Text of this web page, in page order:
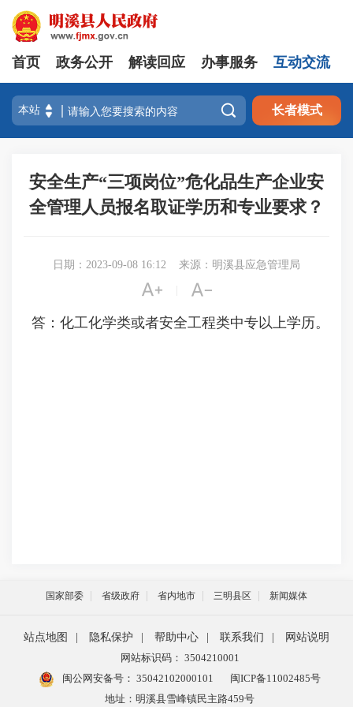
首页 政务公开 解读回应 办事服务 互动交流
 长者模式
安全生产“三项岗位”危化品生产企业安
全管理人员报名取证学历和专业要求？
日期：2023-09-08 16:12 来源：明溪县应急管理局
 
答：化工化学类或者安全工程类中专以上学历。
国家部委 省级政府 省内地市 三明县区 新闻媒体
站点地图 隐私保护 帮助中心 联系我们
网站说明
网站标识码： 3504210001
闽公网安备号： 35042102000101
闽ICP备11002485号
地址：明溪县雪峰镇民主路459号